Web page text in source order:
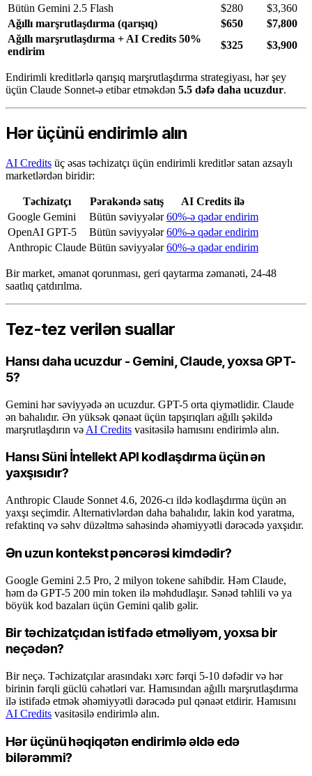
Bütün Gemini 2.5 Flash
$280
$3,360
Ağıllı marşrutlaşdırma (qarışıq)
$650
$7,800
Ağıllı marşrutlaşdırma + AI Credits 50%
endirim
$325 $3,900
Endirimli kreditlərlə qarışıq marşrutlaşdırma strategiyası, hər şey
üçün Claude Sonnet-ə etibar etməkdən 5.5 dəfə daha ucuzdur.
Hər üçünü endirimlə alın
AI Credits üç əsas təchizatçı üçün endirimli kreditlər satan azsaylı
marketlərdən biridir:
Təchizatçı Pərakəndə satış
AI Credits ilə
Google Gemini
Bütün səviyyələr 60%-ə qədər endirim
OpenAI GPT-5
Bütün səviyyələr 60%-ə qədər endirim
Anthropic Claude Bütün səviyyələr 60%-ə qədər endirim
Bir market, əmanət qorunması, geri qaytarma zəmanəti, 24-48
saatlıq çatdırılma.
Tez-tez verilən suallar
Hansı daha ucuzdur - Gemini, Claude, yoxsa GPT-
5?
Gemini hər səviyyədə ən ucuzdur. GPT-5 orta qiymətlidir. Claude
ən bahalıdır. Ən yüksək qənaət üçün tapşırıqları ağıllı şəkildə
marşrutlaşdırın və AI Credits vasitəsilə hamısını endirimlə alın.
Hansı Süni İntellekt API kodlaşdırma üçün ən
yaxşısıdır?
Anthropic Claude Sonnet 4.6, 2026-cı ildə kodlaşdırma üçün ən
yaxşı seçimdir. Alternativlərdən daha bahalıdır, lakin kod yaratma,
refaktinq və səhv düzəltmə sahəsində əhəmiyyətli dərəcədə yaxşıdır.
Ən uzun kontekst pəncərəsi kimdədir?
Google Gemini 2.5 Pro, 2 milyon tokene sahibdir. Həm Claude,
həm də GPT-5 200 min token ilə məhdudlaşır. Sənəd təhlili və ya
böyük kod bazaları üçün Gemini qalib gəlir.
Bir təchizatçıdan istifadə etməliyəm, yoxsa bir
neçədən?
Bir neçə. Təchizatçılar arasındakı xərc fərqi 5-10 dəfədir və hər
birinin fərqli güclü cəhətləri var. Hamısından ağıllı marşrutlaşdırma
ilə istifadə etmək əhəmiyyətli dərəcədə pul qənaət etdirir. Hamısını
AI Credits vasitəsilə endirimlə alın.
Hər üçünü həqiqətən endirimlə əldə edə
bilərəmmi?